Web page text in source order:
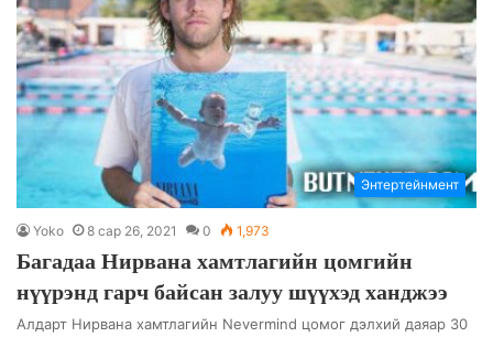
Энтертейнмент
Yoko 8 сар 26, 2021 0 1,973
Багадаа Нирвана хамтлагийн цомгийн
нүүрэнд гарч байсан залуу шүүхэд ханджээ
Алдарт Нирвана хамтлагийн Nevermind цомог дэлхий даяар 30